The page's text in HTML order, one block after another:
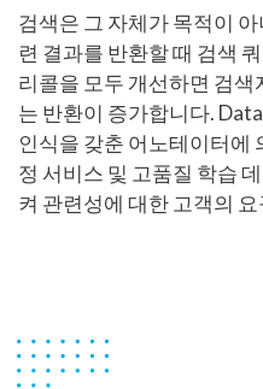
검색은 그 자체가 목적이
련 결과를 반환할 때 검색
리콜을 모두 개선하면 검
는 반환이 증가합니다.
인식을 갖춘 어노테이터에
정 서비스 및 고품질 학습
켜 관련성에 대한 고객의